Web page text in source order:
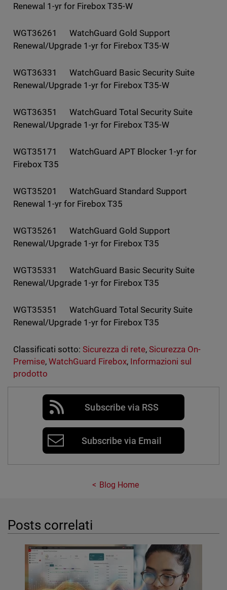
Renewal 1-yr for Firebox T35-W
WGT36261 WatchGuard Gold Support
Renewal/Upgrade 1-yr for Firebox T35-W
WGT36331 WatchGuard Basic Security Suite
Renewal/Upgrade 1-yr for Firebox T35-W
WGT36351 WatchGuard Total Security Suite
Renewal/Upgrade 1-yr for Firebox T35-W
WGT35171 WatchGuard APT Blocker 1-yr for
Firebox T35
WGT35201 WatchGuard Standard Support
Renewal 1-yr for Firebox T35
WGT35261 WatchGuard Gold Support
Renewal/Upgrade 1-yr for Firebox T35
WGT35331 WatchGuard Basic Security Suite
Renewal/Upgrade 1-yr for Firebox T35
WGT35351 WatchGuard Total Security Suite
Renewal/Upgrade 1-yr for Firebox T35
Classificati sotto: Sicurezza di rete,Sicurezza On-
Premise, WatchGuard Firebox, Informazioni sul
prodotto
Subscribe via RSS
Subscribe via Email
Blog Home
Posts correlati